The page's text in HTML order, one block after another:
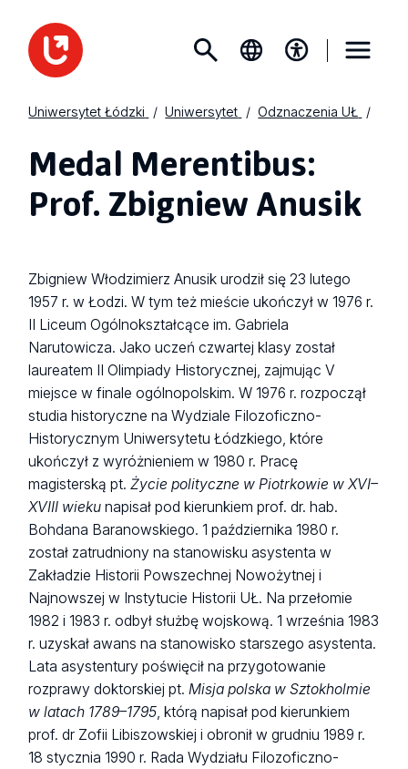
Uniwersytet Łódzki Uniwersytet Odznaczenia UŁ
Medal Merentibus:
Prof. Zbigniew Anusik
Zbigniew Włodzimierz Anusik urodził się 23 lutego
1957 r. w Łodzi. W tym też mieście ukończył w 1976 r.
II Liceum Ogólnokształcące im. Gabriela
Narutowicza. Jako uczeń czwartej klasy został
laureatem II Olimpiady Historycznej, zajmując V
miejsce w finale ogólnopolskim. W 1976 r. rozpoczął
studia historyczne na Wydziale Filozoficzno-
Historycznym Uniwersytetu Łódzkiego, które
ukończył z wyróżnieniem w 1980 r. Pracę
magisterską pt.Życie polityczne w Piotrkowie w XVI–
XVIII wieku napisał pod kierunkiem prof. dr. hab.
Bohdana Baranowskiego. 1 października 1980 r.
został zatrudniony na stanowisku asystenta w
Zakładzie Historii Powszechnej Nowożytnej i
Najnowszej w Instytucie Historii UŁ. Na przełomie
1982 i 1983 r. odbył służbę wojskową. 1 września 1983
r. uzyskał awans na stanowisko starszego asystenta.
Lata asystentury poświęcił na przygotowanie
rozprawy doktorskiej pt.Misja polska w Sztokholmie
w latach 1789–1795, którą napisał pod kierunkiem
prof. dr Zofii Libiszowskiej i obronił w grudniu 1989 r.
18 stycznia 1990 r. Rada Wydziału Filozoficzno-